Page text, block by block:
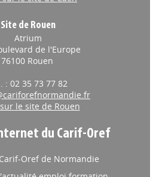
Site de Rouen
Atrium
de l'Europe
76100 Rouen
: 02 35 73 77 82
le site de Rouen
du Carif-Oref
Oref de Normandie